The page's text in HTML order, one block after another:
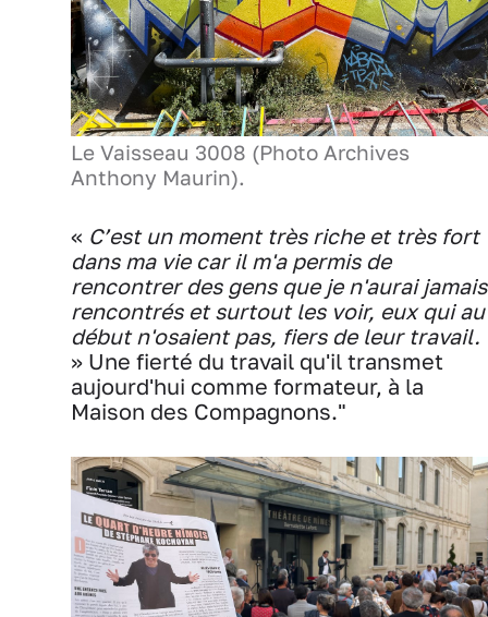
Le Vaisseau 3008 (Photo Archives
Anthony Maurin).
« C’est un moment très riche et très fort
dans ma vie car il m'a permis de
rencontrer des gens que je n'aurai jamais
rencontrés et surtout les voir, eux qui au
début n'osaient pas, fiers de leur travail.
» Une fierté du travail qu'il transmet
aujourd'hui comme formateur, à la
Maison des Compagnons."